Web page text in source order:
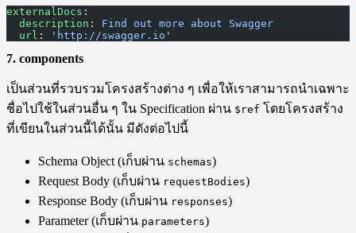
externalDocs :
  description
: Find out more about Swagger
  url
: 'http://swagger.io'
7. components
เป็นส่วนที่รวบรวมโครงสร้างต่าง ๆ เพื่อให้เราสามารถนำเฉพาะ
ชื่อไปใช้ในส่วนอื่น ๆ ใน Specification ผ่าน $ref โดยโครงสร้าง
ที่เขียนในส่วนนี้ได้นั้น มีดังต่อไปนี้
Schema Object (เก็บผ่าน schemas)
Request Body (เก็บผ่าน requestBodies)
Response Body (เก็บผ่าน responses)
Parameter (เก็บผ่าน parameters)